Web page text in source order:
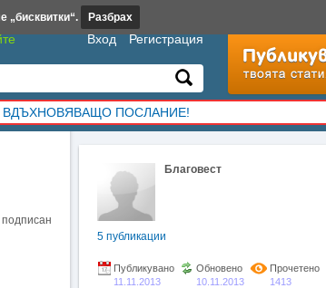
Благовест
5 публикации
Публикувано
11.11.2013
Обновено
10.11.2013
Прочетено
1413
Вход Регистрация
ВДЪХНОВЯВАЩО ПОСЛАНИЕ!
„бисквитки“. Разбрах